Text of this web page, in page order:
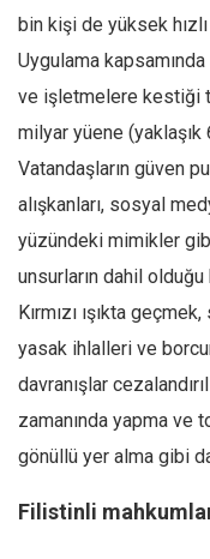
bin kişi de yüksek
Uygulama
ve işletmelere kestiği
milyar yüene (yaklaşık
Vatandaşların güven
alışkanları, sosyal
yüzündeki mimikler
unsurların dahil
Kırmızı ışıkta
yasak ihlalleri ve
davranışlar
zamanında yapma ve
gönüllü yer alma gibi
Filistinli